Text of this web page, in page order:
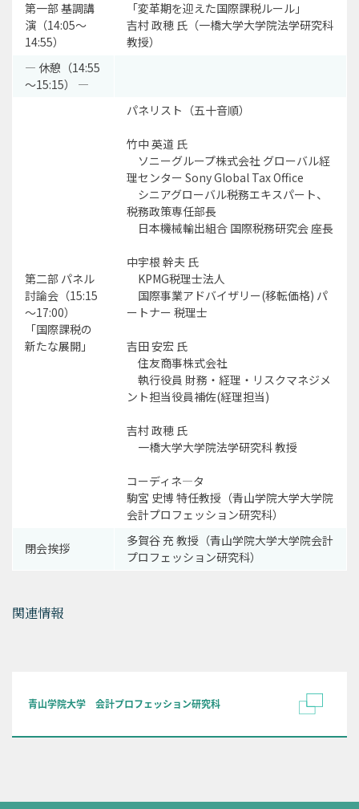
第一部 基調講
演（14:05～
14:55）
「変革期を迎えた国際課税ルール」
吉村 政穂 氏（一橋大学大学院法学研究科
教授）
― 休憩（14:55
～15:15） ―
第二部 パネル
討論会（15:15
～17:00）
「国際課税の
新たな展開」
パネリスト（五十音順）
竹中 英道 氏
ソニーグループ株式会社 グローバル経
理センター Sony Global Tax Office
シニアグローバル税務エキスパート、
税務政策専任部長
日本機械輸出組合 国際税務研究会 座長
中宇根 幹夫 氏
KPMG税理士法人
国際事業アドバイザリー(移転価格) パ
ートナー 税理士
吉田 安宏 氏
住友商事株式会社
執行役員 財務・経理・リスクマネジメ
ント担当役員補佐(経理担当)
吉村 政穂 氏
一橋大学大学院法学研究科 教授
コーディネ―タ
駒宮 史博 特任教授（青山学院大学大学院
会計プロフェッション研究科）
閉会挨拶
多賀谷 充 教授（青山学院大学大学院会計
プロフェッション研究科）
関連情報
青山学院大学 会計プロフェッション研究科